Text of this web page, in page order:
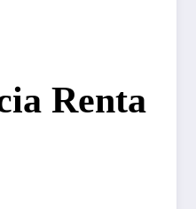
Renta